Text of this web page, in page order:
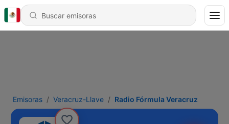
Emisoras Veracruz-Llave Radio Fórmula Veracruz